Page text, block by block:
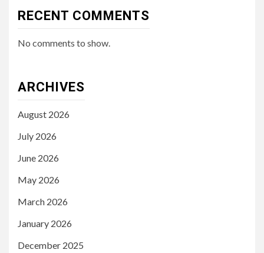
RECENT COMMENTS
No comments to show.
ARCHIVES
August 2026
July 2026
June 2026
May 2026
March 2026
January 2026
December 2025